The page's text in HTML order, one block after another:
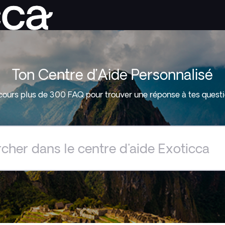
Ton Centre d’Aide Personnalisé
plus de 300 FAQ pour trouver une réponse à tes